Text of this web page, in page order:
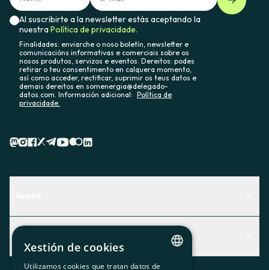
Al suscribirte a la newsletter estás aceptando la
nuestraPolítica de privacidade.
Finalidades: enviarche o noso boletín, newsletter e
comunicacións informativas e comerciais sobre os
nosos produtos, servizos e eventos. Dereitos: podes
retirar o teu consentimento en calquera momento,
así como acceder, rectificar, suprimir os teus datos e
demais dereitos en somenergia@delegado-
datos.com. Información adicional: Política de
privacidade.
Descubre qué servicio te encaja mejor
Contacto
Actualidad
Xestión de cookies
Utilizamos cookies que tratan datos de